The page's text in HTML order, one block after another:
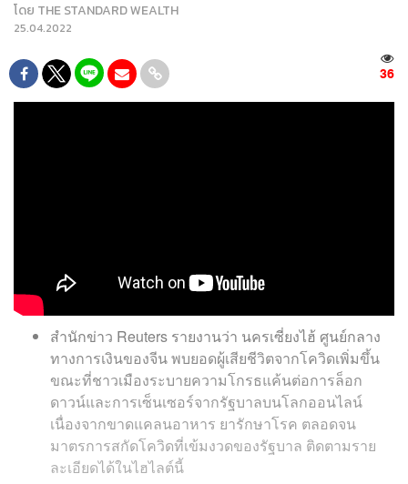
โดย THE STANDARD WEALTH
25.04.2022
36
สำนักข่าว Reuters รายงานว่า นครเซี่ยงไฮ้ ศูนย์กลาง
ทางการเงินของจีน พบยอดผู้เสียชีวิตจากโควิดเพิ่มขึ้น
ขณะที่ชาวเมืองระบายความโกรธแค้นต่อการล็อก
ดาวน์และการเซ็นเซอร์จากรัฐบาลบนโลกออนไลน์
เนื่องจากขาดแคลนอาหาร ยารักษาโรค ตลอดจน
มาตรการสกัดโควิดที่เข้มงวดของรัฐบาล ติดตามราย
ละเอียดได้ในไฮไลต์นี้